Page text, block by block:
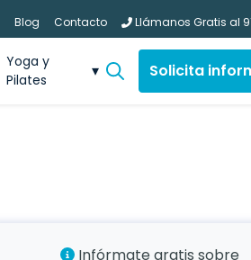
Blog Contacto Llámanos Gratis al
Yoga y
Pilates
Solicita
Infórmate gratis sobre